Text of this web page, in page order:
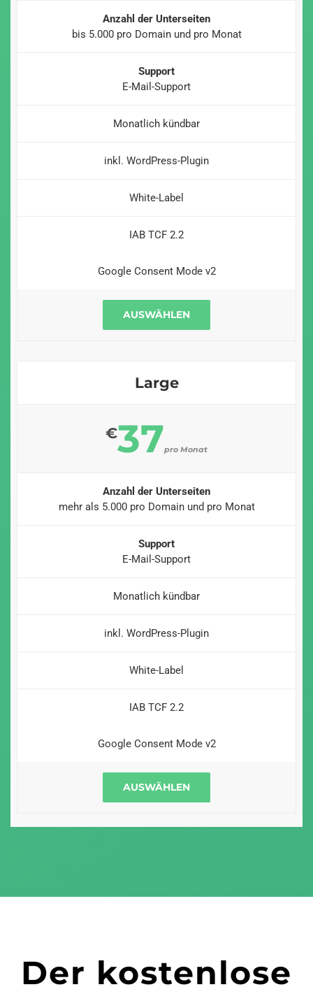
Anzahl der Unterseiten
bis 5.000 pro Domain und pro Monat
Support
E-Mail-Support
Monatlich kündbar
inkl. WordPress-Plugin
White-Label
IAB TCF 2.2
Google Consent Mode v2
AUSWÄHLEN
Large
€37pro Monat
Anzahl der Unterseiten
mehr als 5.000 pro Domain und pro Monat
Support
E-Mail-Support
Monatlich kündbar
inkl. WordPress-Plugin
White-Label
IAB TCF 2.2
Google Consent Mode v2
AUSWÄHLEN
Der kostenlose